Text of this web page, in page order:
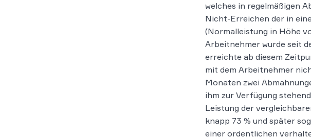
welches in regelmäßigen
Nicht-Erreichen der in
(Normalleistung in Höhe
Arbeitnehmer wurde seit
erreichte ab diesem
mit dem Arbeitnehmer
Monaten zwei
ihm zur Verfügung
Leistung der
knapp 73 % und später
einer ordentlichen